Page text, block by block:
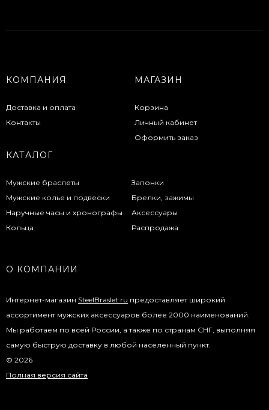
КОМПАНИЯ
Доставка и оплата
Контакты
МАГАЗИН
Корзина
Личный кабинет
Оформить заказ
КАТАЛОГ
Мужские браслеты
Мужские колье и подвески
Наручные часы и хронографы
Кольца
Запонки
Брелки, зажимы
Аксессуары
Распродажа
О КОМПАНИИ
Интернет-магазин SteelBraslet.ru предоставляет широкий
ассортимент мужских аксессуаров более 2000 наименований.
Мы работаем по всей России, а также по странам СНГ, выполняя
самую быструю доставку в любой населенный пункт.
© 2026
Полная версия сайта